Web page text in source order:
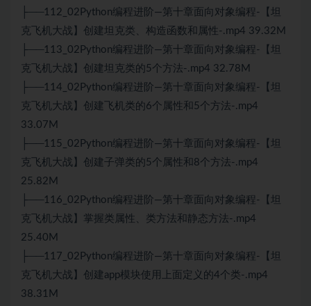
├──112_02Python编程进阶—第十章面向对象编程-【坦
克飞机大战】创建坦克类、构造函数和属性-.mp4 39.32M
├──113_02Python编程进阶—第十章面向对象编程-【坦
克飞机大战】创建坦克类的5个方法-.mp4 32.78M
├──114_02Python编程进阶—第十章面向对象编程-【坦
克飞机大战】创建飞机类的6个属性和5个方法-.mp4
33.07M
├──115_02Python编程进阶—第十章面向对象编程-【坦
克飞机大战】创建子弹类的5个属性和8个方法-.mp4
25.82M
├──116_02Python编程进阶—第十章面向对象编程-【坦
克飞机大战】掌握类属性、类方法和静态方法-.mp4
25.40M
├──117_02Python编程进阶—第十章面向对象编程-【坦
克飞机大战】创建app模块使用上面定义的4个类-.mp4
38.31M